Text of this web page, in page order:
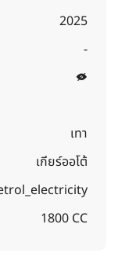
2025
-
เทา
เกียร์ออโต้
1800 CC